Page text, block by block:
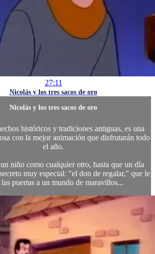
27:11
Nicolás y los tres sacos de oro
Nicolás y los tres sacos de oro
históricos y tradiciones antiguas, es una
con la mejor animación que disfrutarán todo
el año.
niño como cualquier otro, hasta que un día
muy especial: "el don de regalar," que le
puertas a un mundo de maravillos...